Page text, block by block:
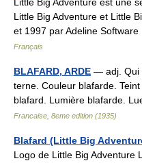
Little Big Adventure et Little
et 1997 par Adeline
Français
BLAFARD, ARDE — adj. Qui
terne. Couleur blafarde.
blafard. Lumière blafarde.
Francaise, 8eme edition (1935)
Blafard (Little Big
Logo de Little Big Adventure